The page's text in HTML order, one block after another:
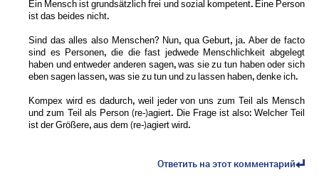
Ein Mensch ist grundsätzlich frei und sozial kompetent. Eine Person
ist das beides nicht.
Sind das alles also Menschen? Nun, qua Geburt, ja. Aber de facto
sind es Personen, die die fast jedwede Menschlichkeit abgelegt
haben und entweder anderen sagen, was sie zu tun haben oder sich
eben sagen lassen, was sie zu tun und zu lassen haben, denke ich.
Kompex wird es dadurch, weil jeder von uns zum Teil als Mensch
und zum Teil als Person (re-)agiert. Die Frage ist also: Welcher Teil
ist der Größere, aus dem (re-)agiert wird.
Ответить на этот комментарий